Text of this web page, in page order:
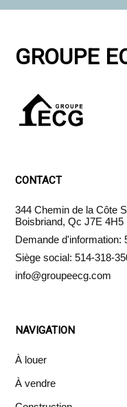
GROUPE
CONTACT
344 Chemin de la Côte
Boisbriand, Qc J7E 4H5
Demande d'information:
Siège social: 514-318-
info@groupeecg.com
NAVIGATION
À louer
À vendre